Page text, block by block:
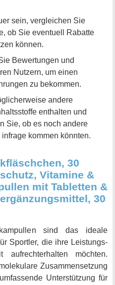
sein, vergleichen Sie
ob Sie eventuell Rabatte
können.
Bewertungen und
Nutzern, um einen
zu bekommen.
andere
enthalten und
Sie, ob es noch andere
kommen könnten.
30
Vitamine &
mit Tabletten &
30
sind das ideale
Sportler, die ihre Leistungs-
aufrechterhalten möchten.
Zusammensetzung
Unterstützung für